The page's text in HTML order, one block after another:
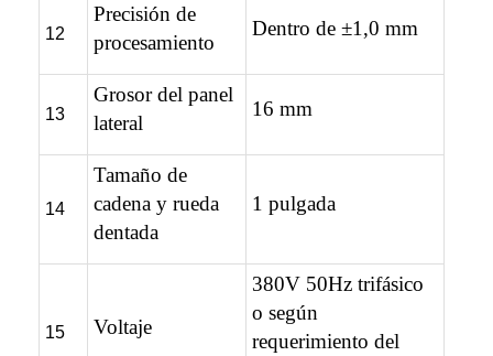
12
Precisión de
procesamiento
Dentro de ±1,0 mm
13
Grosor del panel
lateral
16 mm
14
Tamaño de
cadena y rueda
dentada
1 pulgada
15 Voltaje
380V 50Hz trifásico
o según
requerimiento del